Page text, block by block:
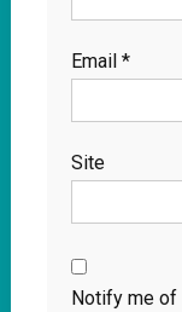
Email *
Site
Notify me of